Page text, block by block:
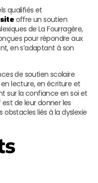
qualifiés et
offre un soutien
de La Fourragère,
pour répondre aux
en s’adaptant à son
de soutien scolaire
lecture, en écriture et
sur la confiance en soi et
est de leur donner les
liés à la dyslexie